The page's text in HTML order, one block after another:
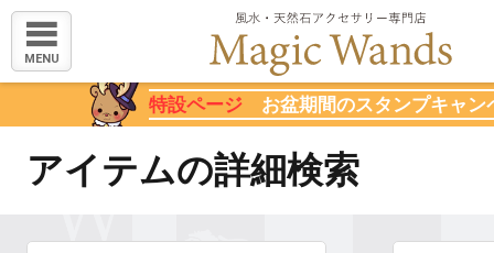
MENU
特設ページ お盆期間のスタンプキャン
アイテムの詳細検索